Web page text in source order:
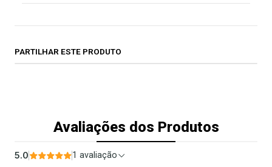
PARTILHAR ESTE PRODUTO
Avaliações dos Produtos
5.0 1 avaliação